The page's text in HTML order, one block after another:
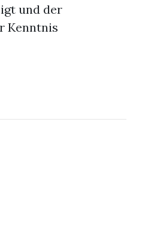
und der
Kenntnis